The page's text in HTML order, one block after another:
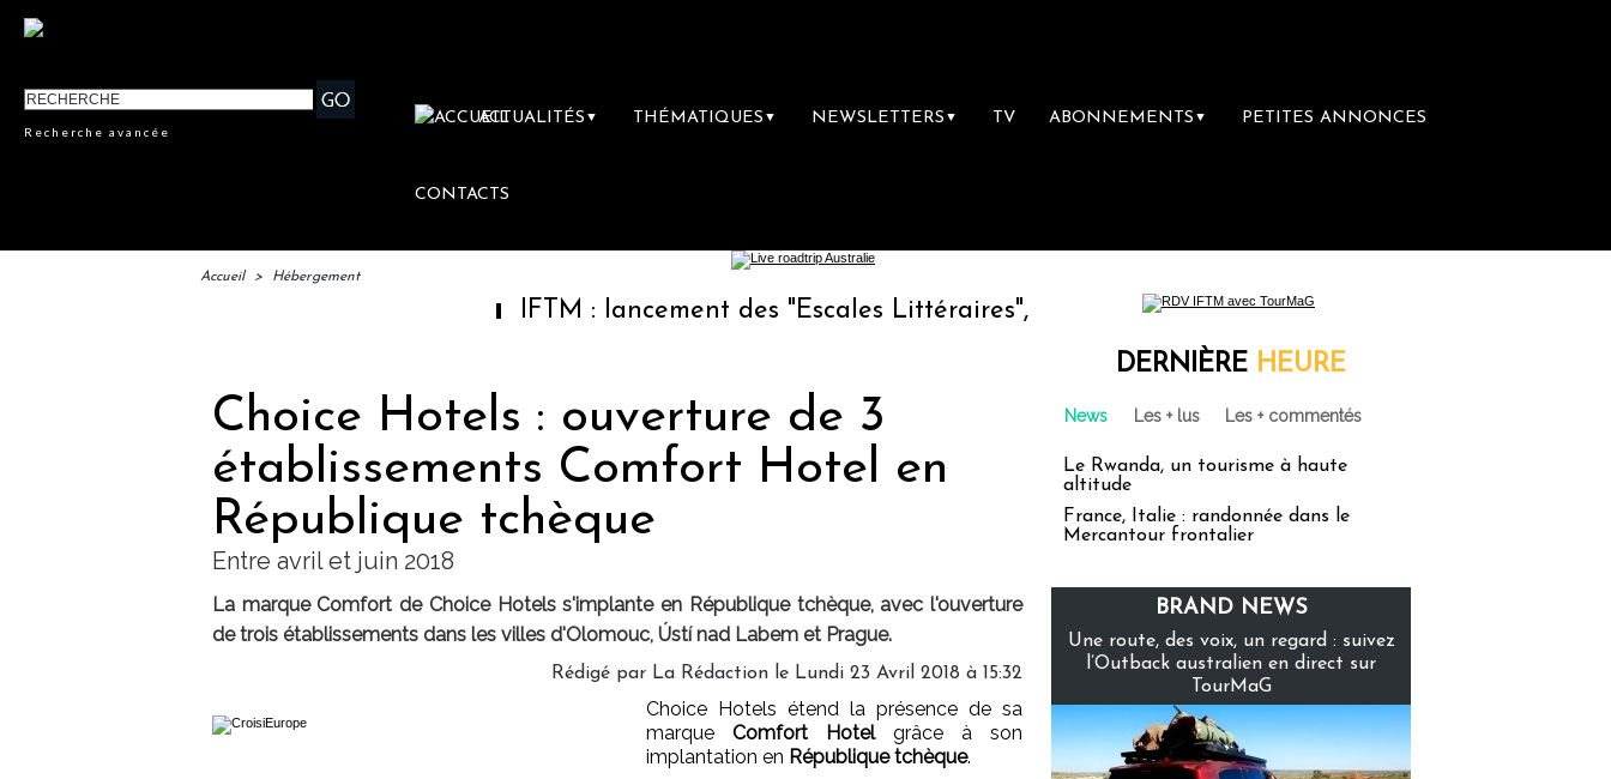
Recherche avancée
ACTUALITÉS ▼ THÉMATIQUES ▼ NEWSLETTERS ▼ TV ABONNEMENTS ▼ PETITES ANNONCES
CONTACTS
Accueil > Hébergement
IFTM : lancement des "Escales Littéraires", la première librairie du voyage
Choice Hotels : ouverture de 3
établissements Comfort Hotel en
République tchèque
Entre avril et juin 2018
La marque Comfort de Choice Hotels s'implante en République tchèque, avec l'ouverture
de trois établissements dans les villes d'Olomouc, Ústí nad Labem et Prague.
Rédigé par La Rédaction le Lundi 23 Avril 2018 à 15:32
Choice Hotels étend la présence de sa
marque Comfort Hotelgrâce à son
implantation en République tchèque.
DERNIÈRE HEURE
News Les + lus Les + commentés
Le Rwanda, un tourisme à haute
altitude
France, Italie : randonnée dans le
Mercantour frontalier
BRAND NEWS
Une route, des voix, un regard : suivez
l’Outback australien en direct sur
TourMaG